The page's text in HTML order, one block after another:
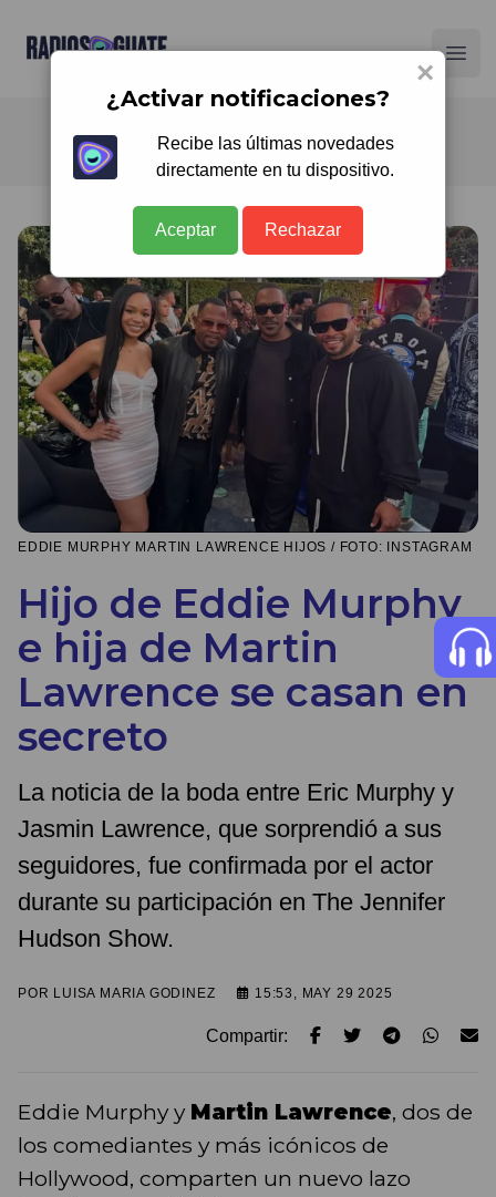
Radios Guate
EDDIE MURPHY MARTIN LAWRENCE HIJOS / FOTO: INSTAGRAM
Hijo de Eddie Murphy
e hija de Martin
Lawrence se casan en
secreto
La noticia de la boda entre Eric Murphy y
Jasmin Lawrence, que sorprendió a sus
seguidores, fue confirmada por el actor
durante su participación en The Jennifer
Hudson Show.
POR LUISA MARIA GODINEZ 15:53, MAY 29 2025
Compartir:
Eddie Murphy y Martin Lawrence, dos de
los comediantes y más icónicos de
Hollywood, comparten un nuevo lazo
×
¿Activar notificaciones?
Recibe las últimas novedades
directamente en tu dispositivo.
Aceptar Rechazar